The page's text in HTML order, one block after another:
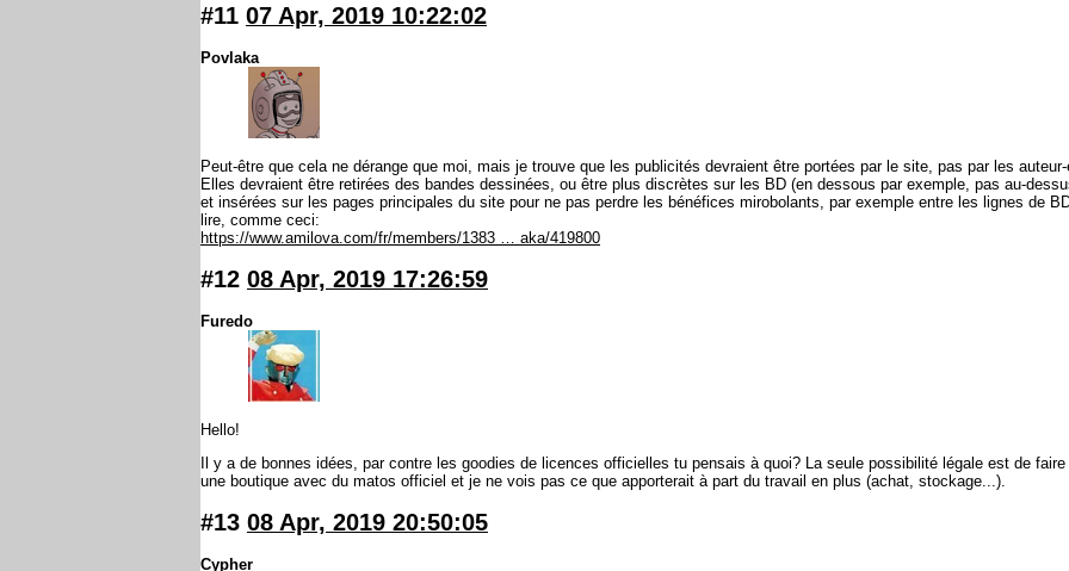
#11 07 Apr, 2019 10:22:02
Povlaka
Peut-être que cela ne dérange que moi, mais je trouve que les publicités devraient être portées par le site, pas par les
Elles devraient être retirées des bandes dessinées, ou être plus discrètes sur les BD (en dessous par exemple, pas au-
et insérées sur les pages principales du site pour ne pas perdre les bénéfices mirobolants, par exemple entre les lignes de
lire, comme ceci:
https://www.amilova.com/fr/members/1383 … aka/419800
#12 08 Apr, 2019 17:26:59
Furedo
Hello!
Il y a de bonnes idées, par contre les goodies de licences officielles tu pensais à quoi? La seule possibilité légale est de faire
une boutique avec du matos officiel et je ne vois pas ce que apporterait à part du travail en plus (achat, stockage...).
#13 08 Apr, 2019 20:50:05
Cypher